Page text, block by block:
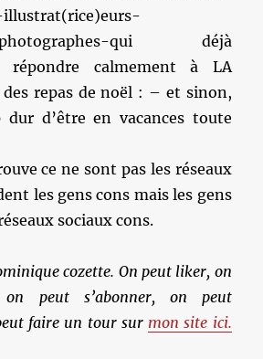
illustrat(rice)eurs-
photographes-qui déjà
répondre calmement à LA
repas de noël : – et sinon,
d’être en vacances toute
ce ne sont pas les réseaux
les gens cons mais les gens
sociaux cons.
cozette. On peut liker, on
on peut s’abonner, on peut
faire un tour sur mon site ici.